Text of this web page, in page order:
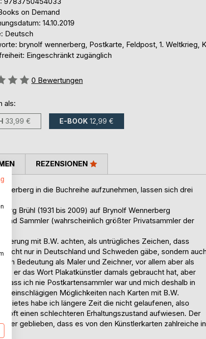
on Demand
14.10.2019
Deutsch
brynolf wennerberg, Postkarte, Feldpost, 1. Weltkrieg,
Eingeschränkt zugänglich
0 Bewertungen
als:
33,99 € E-BOOK 12,99 €
in die Buchreihe aufzunehmen, lassen sich drei
Brühl (1931 bis 2009) auf Brynolf Wennerberg
und Sammler (wahrscheinlich größter Privatsammler der
mit B.W. achten, als untrügliches Zeichen, dass
nur in Deutschland und Schweden gäbe, sondern
Bedeutung als Maler und Zeichner, vor allem aber als
er das Wort Plakatkünstler damals gebraucht hat, aber
ich nie Postkartensammler war und mich deshalb in
einschlägigen Möglichkeiten nach Karten mit B.W.
habe ich längere Zeit die nicht gelaufenen, also
oft einen schlechteren Erhaltungszustand aufwiesen. Der
geblieben, dass es von den Künstlerkarten zahlreiche in
REZENSIONEN